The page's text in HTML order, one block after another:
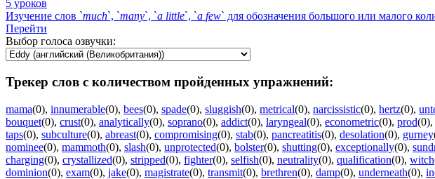
5 уроков
Изучение слов `much`, `many`, `a little`, `a few` для обозначения большого или малого
Перейти
Выбор голоса озвучки:
Трекер слов с количеством пройденных упражнений:
mama(0), innumerable(0), bees(0), spade(0), sluggish(0), metrical(0), narcissistic(0), hertz(0),
bouquet(0), crust(0), analytically(0), soprano(0), addict(0), laryngeal(0), econometric(0), prod(0),
taps(0), subculture(0), abreast(0), compromising(0), stab(0), pancreatitis(0), desolation(0), gurney
nominee(0), mammoth(0), slash(0), unprotected(0), bolster(0), shutting(0), exceptionally(0),
charging(0), crystallized(0), stripped(0), fighter(0), selfish(0), neutrality(0), qualification(0), witch
dominion(0), exam(0), jake(0), magistrate(0), transmit(0), brethren(0), damp(0), underneath(0),